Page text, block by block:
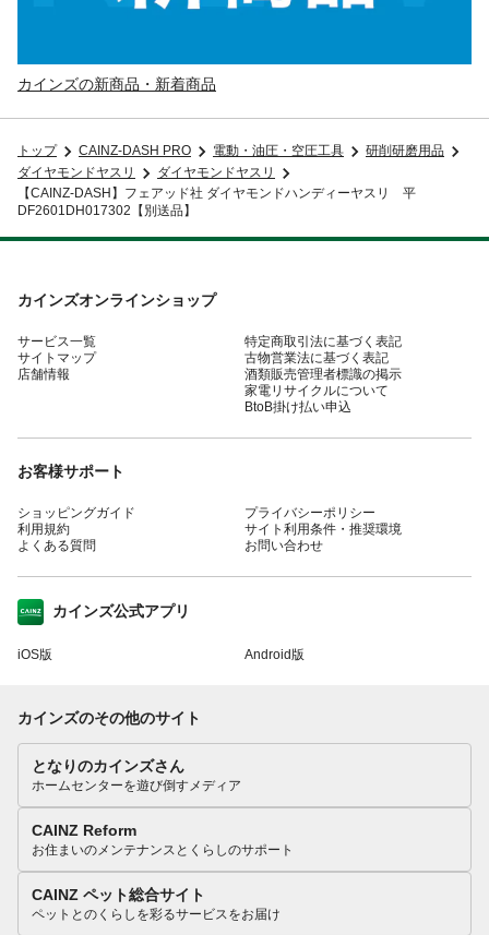
カインズの新商品・新着商品
トップ CAINZ-DASH PRO 電動・油圧・空圧工具
研削研磨用品
ダイヤモンドヤスリ
ダイヤモンドヤスリ
【CAINZ-DASH】フェアッド社 ダイヤモンドハンディーヤスリ 平
DF2601DH017302【別送品】
カインズオンラインショップ
サービス一覧
サイトマップ
店舗情報
特定商取引法に基づく表記
古物営業法に基づく表記
酒類販売管理者標識の掲示
家電リサイクルについて
BtoB掛け払い申込
お客様サポート
ショッピングガイド
利用規約
よくある質問
プライバシーポリシー
サイト利用条件・推奨環境
お問い合わせ
カインズ公式アプリ
iOS版 Android版
カインズのその他のサイト
となりのカインズさん
ホームセンターを遊び倒すメディア
CAINZ Reform
お住まいのメンテナンスとくらしのサポート
CAINZ ペット総合サイト
ペットとのくらしを彩るサービスをお届け